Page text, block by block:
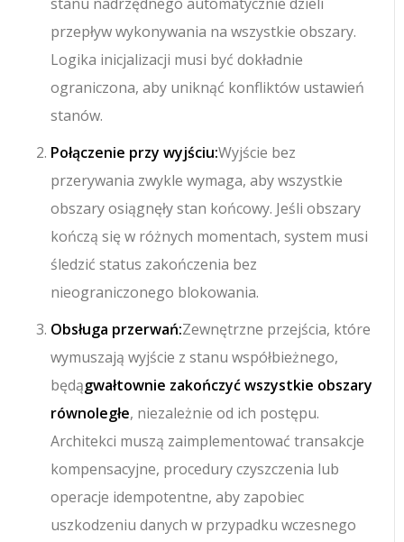
przepływ wykonywania na wszystkie obszary.
Logika inicjalizacji musi być dokładnie
ograniczona, aby uniknąć konfliktów ustawień
stanów.
Połączenie przy wyjściu:Wyjście bez
przerywania zwykle wymaga, aby wszystkie
obszary osiągnęły stan końcowy. Jeśli obszary
kończą się w różnych momentach, system musi
śledzić status zakończenia bez
nieograniczonego blokowania.
Obsługa przerwań:Zewnętrzne przejścia, które
wymuszają wyjście z stanu współbieżnego,
będągwałtownie zakończyć wszystkie obszary
równoległe, niezależnie od ich postępu.
Architekci muszą zaimplementować transakcje
kompensacyjne, procedury czyszczenia lub
operacje idempotentne, aby zapobiec
uszkodzeniu danych w przypadku wczesnego